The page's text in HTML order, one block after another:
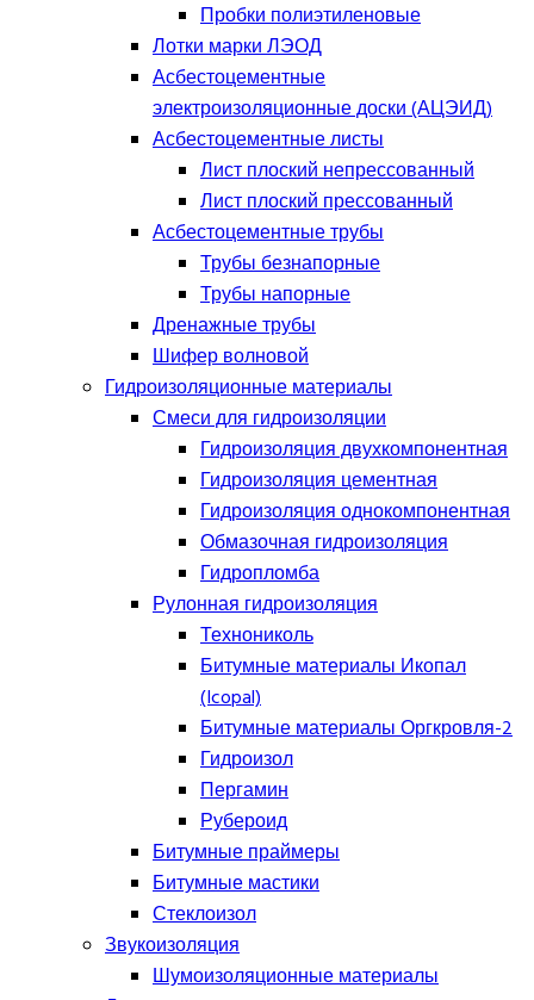
Пробки полиэтиленовые
Лотки марки ЛЭОД
Асбестоцементные
электроизоляционные доски (АЦЭИД)
Асбестоцементные листы
Лист плоский непрессованный
Лист плоский прессованный
Асбестоцементные трубы
Трубы безнапорные
Трубы напорные
Дренажные трубы
Шифер волновой
Гидроизоляционные материалы
Смеси для гидроизоляции
Гидроизоляция двухкомпонентная
Гидроизоляция цементная
Гидроизоляция однокомпонентная
Обмазочная гидроизоляция
Гидропломба
Рулонная гидроизоляция
Технониколь
Битумные материалы Икопал
(Icopal)
Битумные материалы Оргкровля-2
Гидроизол
Пергамин
Рубероид
Битумные праймеры
Битумные мастики
Стеклоизол
Звукоизоляция
Шумоизоляционные материалы